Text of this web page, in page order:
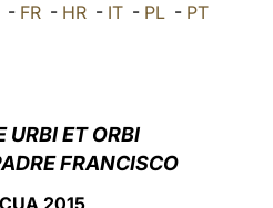
中文
FR- HR- IT- PL- PT
URBI ET ORBI
FRANCISCO
2015